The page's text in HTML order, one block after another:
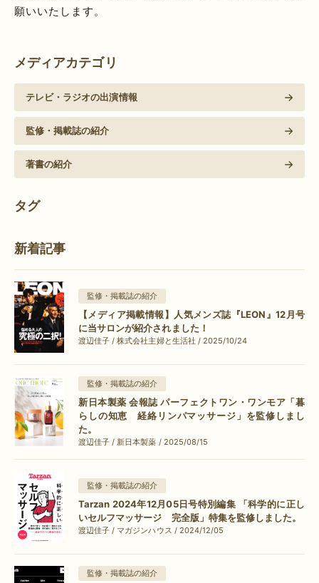
願いいたします。
メディアカテゴリ
テレビ・ラジオの出演情報
監修・掲載誌の紹介
著書の紹介
タグ
新着記事
監修・掲載誌の紹介
【メディア掲載情報】人気メンズ誌『LEON』12月号
に当サロンが紹介されました！
渡辺佳子 / 株式会社主婦と生活社 / 2025/10/24
監修・掲載誌の紹介
新日本製薬 会報誌 パーフェクトワン・ワンモア「暮
らしの知恵 経絡リンパマッサージ」を監修しまし
た。
渡辺佳子 / 新日本製薬 / 2025/08/15
監修・掲載誌の紹介
Tarzan 2024年12月05日号特別編集 「科学的に正し
いセルフマッサージ 完全版」特集を監修しました。
渡辺佳子 / マガジンハウス / 2024/12/05
監修・掲載誌の紹介